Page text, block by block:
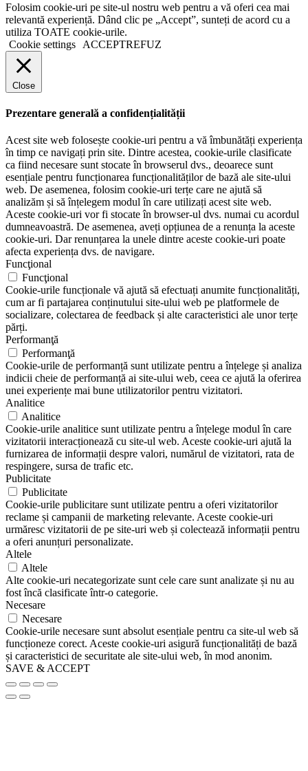
Folosim cookie-uri pe site-ul nostru web pentru a vă oferi cea mai
relevantă experiență. Dând clic pe „Accept”, sunteți de acord cu a
utiliza TOATE cookie-urile.
Cookie settings
ACCEPTREFUZ
Close
Prezentare generală a confidențialității
Acest site web folosește cookie-uri pentru a vă îmbunătăți experiența
în timp ce navigați prin site. Dintre acestea, cookie-urile clasificate
ca fiind necesare sunt stocate în browserul dvs., deoarece sunt
esențiale pentru funcționarea funcționalităților de bază ale site-ului
web. De asemenea, folosim cookie-uri terțe care ne ajută să
analizăm și să înțelegem modul în care utilizați acest site web.
Aceste cookie-uri vor fi stocate în browser-ul dvs. numai cu acordul
dumneavoastră. De asemenea, aveți opțiunea de a renunța la aceste
cookie-uri. Dar renunțarea la unele dintre aceste cookie-uri poate
afecta experiența dvs. de navigare.
Funcţional
Funcţional
Cookie-urile funcționale vă ajută să efectuați anumite funcționalități,
cum ar fi partajarea conținutului site-ului web pe platformele de
socializare, colectarea de feedback și alte caracteristici ale unor terțe
părți.
Performanţă
Performanţă
Cookie-urile de performanță sunt utilizate pentru a înțelege și analiza
indicii cheie de performanță ai site-ului web, ceea ce ajută la oferirea
unei experiențe mai bune utilizatorilor pentru vizitatori.
Analitice
Analitice
Cookie-urile analitice sunt utilizate pentru a înțelege modul în care
vizitatorii interacționează cu site-ul web. Aceste cookie-uri ajută la
furnizarea de informații despre valori, numărul de vizitatori, rata de
respingere, sursa de trafic etc.
Publicitate
Publicitate
Cookie-urile publicitare sunt utilizate pentru a oferi vizitatorilor
reclame și campanii de marketing relevante. Aceste cookie-uri
urmăresc vizitatorii de pe site-uri web și colectează informații pentru
a oferi anunțuri personalizate.
Altele
Altele
Alte cookie-uri necategorizate sunt cele care sunt analizate și nu au
fost încă clasificate într-o categorie.
Necesare
Necesare
Cookie-urile necesare sunt absolut esențiale pentru ca site-ul web să
funcționeze corect. Aceste cookie-uri asigură funcționalități de bază
și caracteristici de securitate ale site-ului web, în mod anonim.
SAVE & ACCEPT